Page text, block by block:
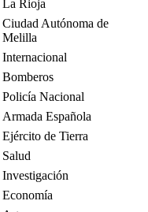
La Rioja
Ciudad Autónoma de
Melilla
Internacional
Bomberos
Policía Nacional
Armada Española
Ejército de Tierra
Salud
Investigación
Economía